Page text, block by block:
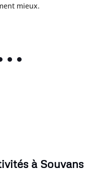
mieux.
à Souvans